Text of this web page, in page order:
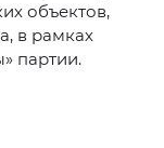
объектов,
в рамках
партии.